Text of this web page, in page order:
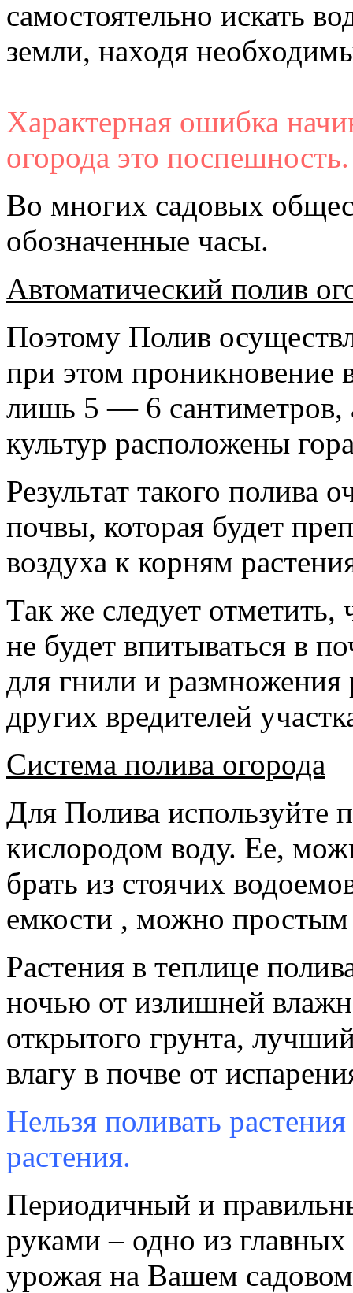
самостоятельно искать
земли, находя
Характерная ошибка
огорода это поспешность.
Во многих садовых
обозначенные часы.
Aвтоматический полив
Поэтому Полив
при этом проникновение
лишь 5 — 6
культур расположены
Результат такого полива
почвы, которая будет
воздуха к корням
Так же следует
не будет впитываться в
для гнили и размножения
других вредителей
Cистема полива огорода
Для Полива
кислородом воду. Ее,
брать из стоячих
емкости , можно простым
Растения в теплице
ночью от излишней
открытого грунта,
влагу в почве от
Нельзя поливать
растения.
Периодичный и
руками – одно из
урожая на Вашем